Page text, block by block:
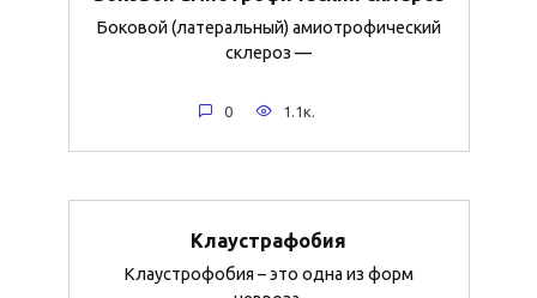
Боковой (латеральный) амиотрофический
склероз —
0 1.1к.
Клаустрафобия
Клаустрофобия – это одна из форм